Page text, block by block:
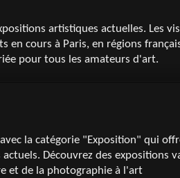
artistiques actuelles. Les
en cours à Paris, en régions
pour tous les amateurs d'art.
la catégorie "Exposition" qui
Découvrez des expositions
et de la photographie à l'art